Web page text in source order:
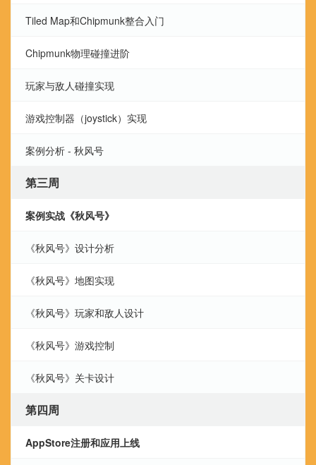
Tiled Map和Chipmunk整合入门
Chipmunk物理碰撞进阶
玩家与敌人碰撞实现
游戏控制器（joystick）实现
案例分析 - 秋风号
第三周
案例实战《秋风号》
《秋风号》设计分析
《秋风号》地图实现
《秋风号》玩家和敌人设计
《秋风号》游戏控制
《秋风号》关卡设计
第四周
AppStore注册和应用上线